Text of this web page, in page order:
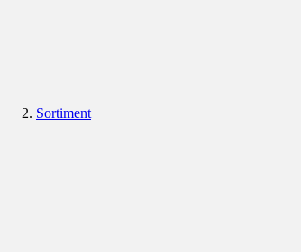
Sortiment